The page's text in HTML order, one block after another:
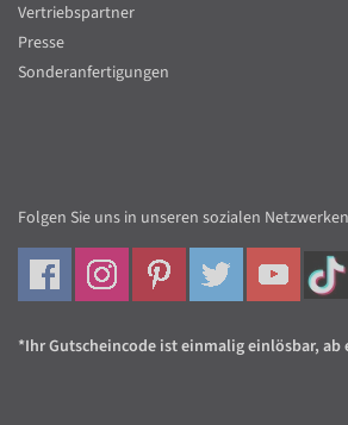
Vertriebspartner
Presse
Sonderanfertigungen
Folgen Sie uns in unseren sozialen
*Ihr Gutscheincode ist einmalig einlösbar,